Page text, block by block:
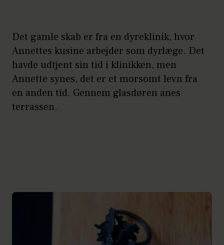
Det gamle skab er fra en dyreklinik, hvor
Annettes kusine arbejder som dyrlæge. Det
havde udtjent sin tid i klinikken, men
Annette synes, det er et morsomt levn fra
en anden tid. Gennem glasdøren anes
terrassen.